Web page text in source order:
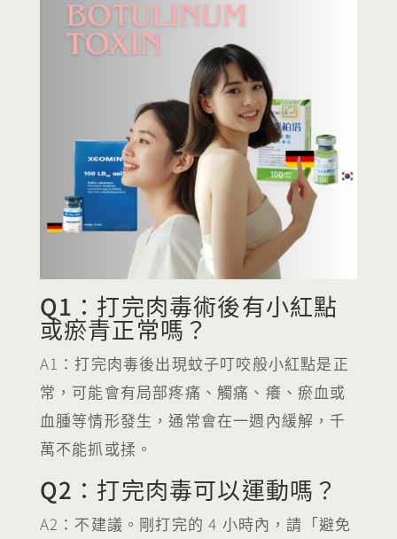
Q1：打完肉毒術後有小紅點
或瘀青正常嗎？
A1：打完肉毒後出現蚊子叮咬般小紅點是正
常，可能會有局部疼痛、觸痛、癢、瘀血或
血腫等情形發生，通常會在一週內緩解，千
萬不能抓或揉。
Q2：打完肉毒可以運動嗎？
A2：不建議。剛打完的 4 小時內，請「避免